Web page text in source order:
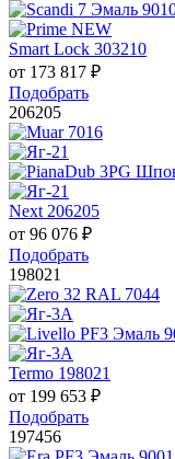
Smart Lock 303210
от 173 817 ₽
Подобрать
206205
Next 206205
от 96 076 ₽
Подобрать
198021
Termo 198021
от 199 653 ₽
Подобрать
197456